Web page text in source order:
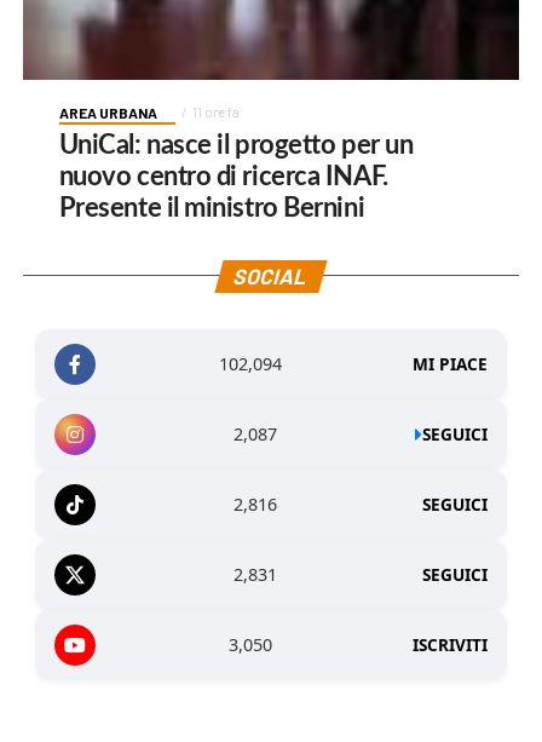
AREA URBANA 11 ore fa
UniCal: nasce il progetto per un
nuovo centro di ricerca INAF.
Presente il ministro Bernini
SOCIAL
102,094 MI PIACE
2,087 SEGUICI
2,816 SEGUICI
2,831 SEGUICI
3,050 ISCRIVITI